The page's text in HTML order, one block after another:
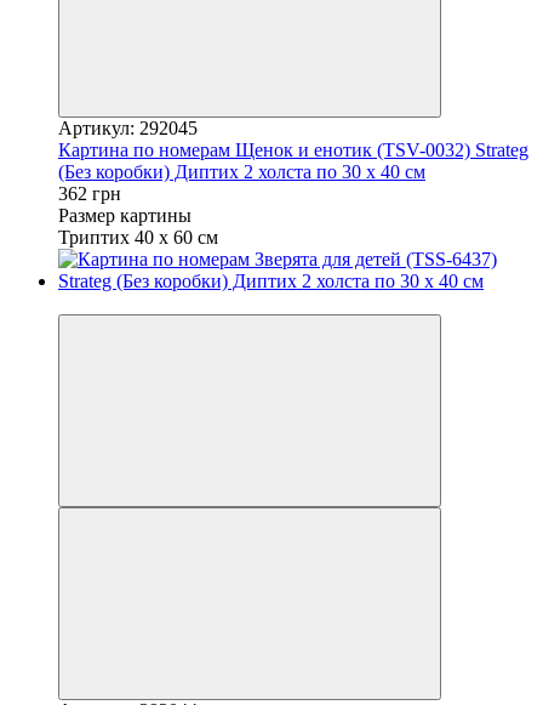
Артикул: 292045
Картина по номерам Щенок и енотик (TSV-0032) Strateg
(Без коробки) Диптих 2 холста по 30 х 40 см
362 грн
Размер картины
Триптих 40 х 60 см